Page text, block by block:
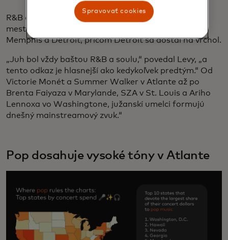
R&B a soul mali najväčšiu základňu fanúšikov v
mestách ako Atlanta, Montgomery,
Memphis a Detroit, pričom Detroit sa dostal na vrchol.
„Juh bol vždy baštou R&B a soulu,“ povedal Levy, „a
tento odkaz je hlasnejší ako kedykoľvek predtým.“ Od
Victorie Monét a Summer Walker v Atlante až po
Brenta Faiyaza v Marylande, SZA v St. Louis a Ariho
Lennoxa vo Washingtone, južanskí umelci formujú
dnešný mainstreamový zvuk.“
Pop dosahuje vysoké tóny v Atlante
Spravovať cookies